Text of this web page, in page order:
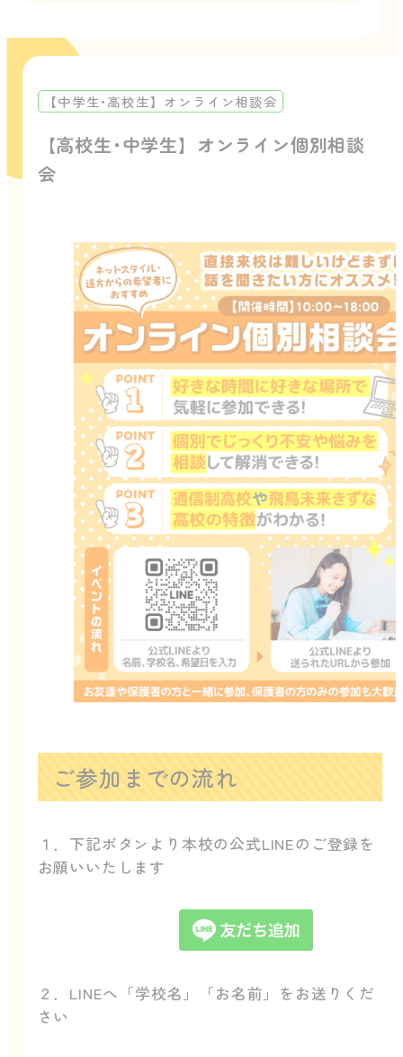
【高校生･中学生】オンライン個別相談
会
【中学生･高校生】オンライン相談会
ご参加までの流れ
１．下記ボタンより本校の公式LINEのご登録を
お願いいたします
２．LINEへ「学校名」「お名前」をお送りくだ
さい